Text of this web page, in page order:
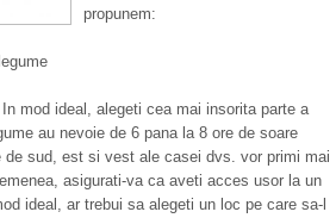
propunem:
mod ideal, alegeti cea mai insorita parte a
au nevoie de 6 pana la 8 ore de soare
sud, est si vest ale casei dvs. vor primi mai
asigurati-va ca aveti acces usor la un
ideal, ar trebui sa alegeti un loc pe care sa-l